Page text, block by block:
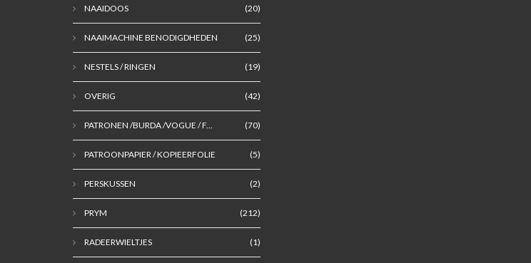
NAAIDOOS (20)
NAAIMACHINE BENODIGDHEDEN (25)
NESTELS / RINGEN (19)
OVERIG (42)
PATRONEN /BURDA /VOGUE / F... (70)
PATROONPAPIER / KOPIEERFOLIE (5)
PERSKUSSEN (2)
PRYM (212)
RADEERWIELTJES (1)